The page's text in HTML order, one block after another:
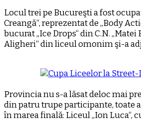
Locul trei pe Bucureşti a fost
Creangă“, reprezentat de „Body
bucurat „Ice Drops“ din C.N. „Matei
Aligheri“ din liceul omonim şi-a
Provincia nu s-a lăsat deloc mai
din patru trupe participante, toate
în marea finală: Liceul „Ion Luca“,